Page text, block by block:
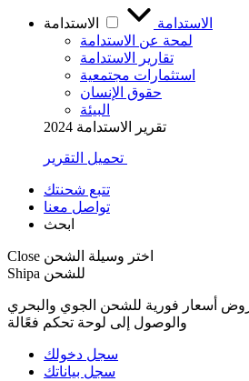
الاستدامة
الاستدامة
لمحة عن الاستدامة
تقارير الاستدامة
استثمارات مجتمعية
حقوق الإنسان
البيئة
تقرير الاستدامة 2024
تحميل التقرير
تتبع شحنتك
تواصل معنا
ابحث
Close اختر وسيلة الشحن
Shipa للشحن
أسعار فورية للشحن الجوي والبحري
والوصول إلى لوحة تحكم فعًالة
سجل دخولك
سجل بياناتك